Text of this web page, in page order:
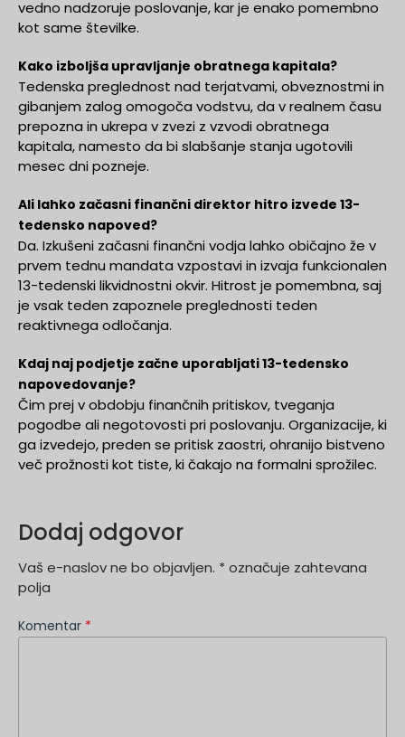
vedno nadzoruje poslovanje, kar je enako pomembno
kot same številke.
Kako izboljša upravljanje obratnega kapitala?
Tedenska preglednost nad terjatvami, obveznostmi in
gibanjem zalog omogoča vodstvu, da v realnem času
prepozna in ukrepa v zvezi z vzvodi obratnega
kapitala, namesto da bi slabšanje stanja ugotovili
mesec dni pozneje.
Ali lahko začasni finančni direktor hitro izvede 13-
tedensko napoved?
Da. Izkušeni začasni finančni vodja lahko običajno že v
prvem tednu mandata vzpostavi in izvaja funkcionalen
13-tedenski likvidnostni okvir. Hitrost je pomembna, saj
je vsak teden zapoznele preglednosti teden
reaktivnega odločanja.
Kdaj naj podjetje začne uporabljati 13-tedensko
napovedovanje?
Čim prej v obdobju finančnih pritiskov, tveganja
pogodbe ali negotovosti pri poslovanju. Organizacije, ki
ga izvedejo, preden se pritisk zaostri, ohranijo bistveno
več prožnosti kot tiste, ki čakajo na formalni sprožilec.
Dodaj odgovor
Vaš e-naslov ne bo objavljen. * označuje zahtevana
polja
Komentar *